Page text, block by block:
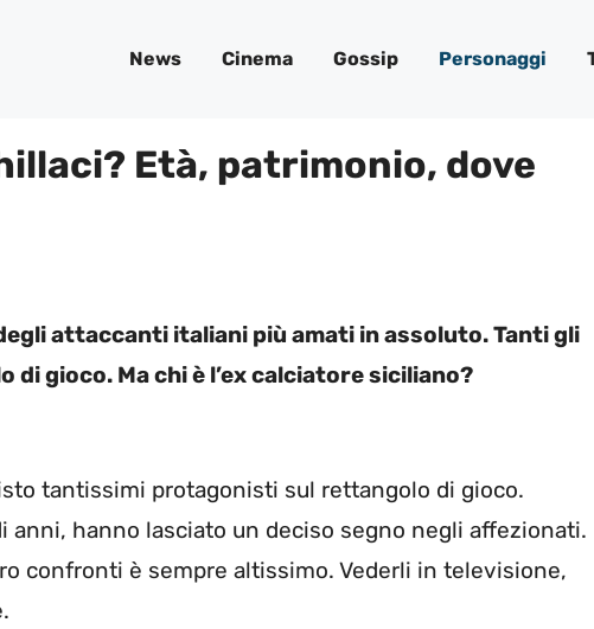
News Cinema Gossip Personaggi
Età, patrimonio, dove
attaccanti italiani più amati in assoluto. Tanti gli
gioco. Ma chi è l’ex calciatore siciliano?
tantissimi protagonisti sul rettangolo di gioco.
anni, hanno lasciato un deciso segno negli affezionati.
confronti è sempre altissimo. Vederli in televisione,